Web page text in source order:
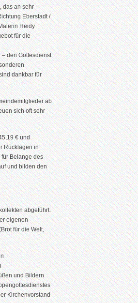
das an sehr
Eberstadt /
Heidy
für die
den Gottesdienst
dankbar für
ab
sich oft sehr
€ und
Rücklagen in
Belange des
und bilden den
abgeführt.
eigenen
für die Welt,
und Bildern
Kirchenvorstand